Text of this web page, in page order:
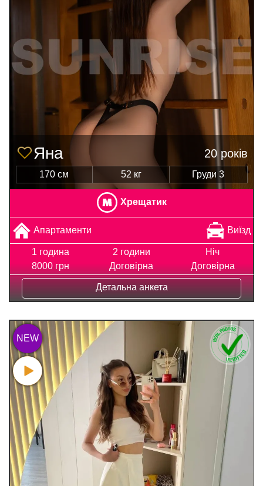
Яна 20 років
170 см 52 кг Груди 3
Хрещатик
Апартаменти Виїзд
1 година
8000 грн
2 години
Договірна
Ніч
Договірна
Детальна анкета
NEW